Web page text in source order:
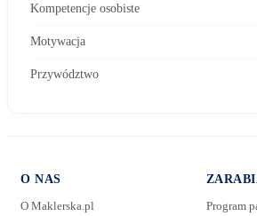
Kompetencje osobiste
Motywacja
Przywództwo
O NAS
O Maklerska.pl
Program